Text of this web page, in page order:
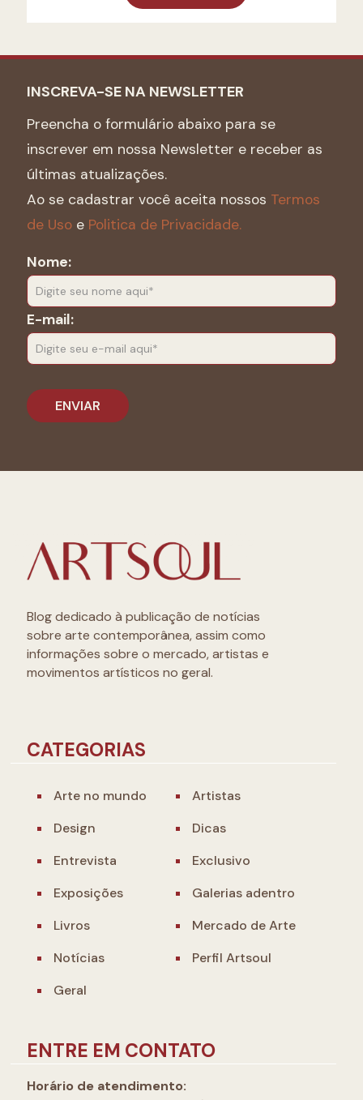
INSCREVA-SE NA NEWSLETTER
Preencha o formulário abaixo para se
inscrever em nossa Newsletter e receber as
últimas atualizações.
Ao se cadastrar você aceita nossos Termos
de Uso e Politica de Privacidade.
Nome:
E-mail:
Blog dedicado à publicação de notícias
sobre arte contemporânea, assim como
informações sobre o mercado, artistas e
movimentos artísticos no geral.
CATEGORIAS
Arte no mundo
Artistas
Design
Dicas
Entrevista
Exclusivo
Exposições
Galerias adentro
Livros
Mercado de Arte
Notícias
Perfil Artsoul
Geral
ENTRE EM CONTATO
Horário de atendimento: